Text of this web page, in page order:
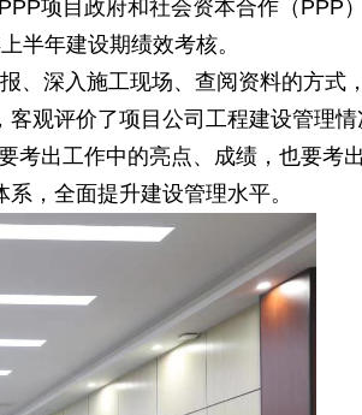
项目政府和社会资本合作（PPP
半年建设期绩效考核。
、深入施工现场、查阅资料的方式
观评价了项目公司工程建设管理情
考出工作中的亮点、成绩，也要考
，全面提升建设管理水平。